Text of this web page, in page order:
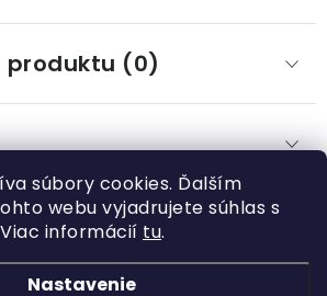
súbory cookies. Ďalším
webu vyjadrujete súhlas s
informácií tu.
Nastavenie
produktu (0)